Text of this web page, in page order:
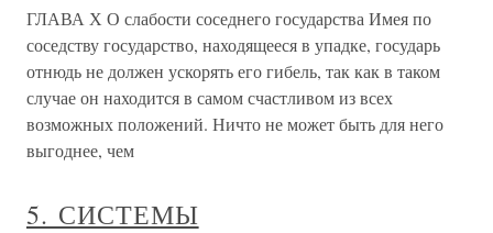
ГЛАВА Х О слабости соседнего государства Имея по
соседству государство, находящееся в упадке, государь
отнюдь не должен ускорять его гибель, так как в таком
случае он находится в самом счастливом из всех
возможных положений. Ничто не может быть для него
выгоднее, чем
5. СИСТЕМЫ